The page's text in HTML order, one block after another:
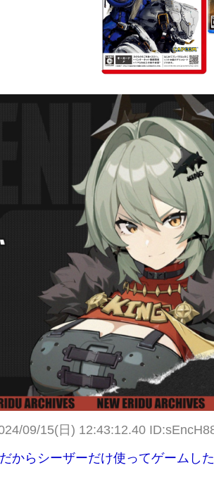
09/15(日) 12:43:12.40
からシーザーだけ使ってゲームし